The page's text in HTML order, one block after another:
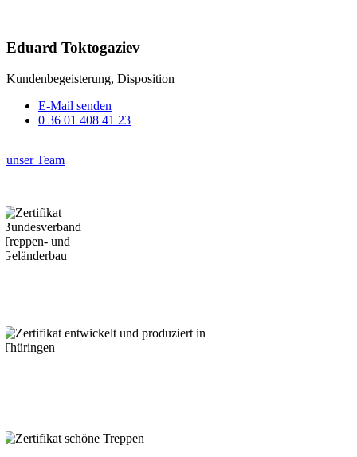
Eduard Toktogaziev
Kundenbegeisterung, Disposition
E-Mail senden
0 36 01 408 41 23
unser Team